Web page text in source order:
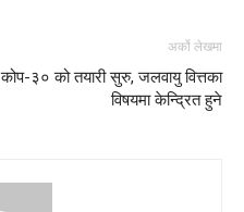
अर्को लेखमा
कोप-३० को तयारी सुरु, जलवायु वित्तका
विषयमा केन्द्रित हुने